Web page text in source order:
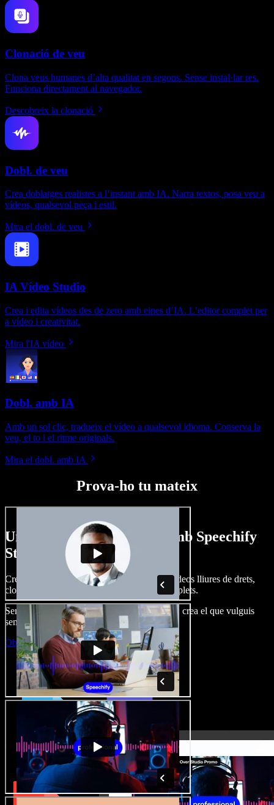
Clonació de veu
Clona veus humanes d’alta qualitat en segons. Sense instal·lar res.
Funciona directament al navegador.
Descobreix la clonació
Dobl. de veu
Crea doblatges realistes a l’instant amb IA. Narra textos, posa veu a
vídeos, qualsevol peça i estil.
Mira el dobl. de veu
IA Vídeo Studio
Crea i edita vídeos des de zero amb eines d’IA. L’editor complet per
a vídeo i creativitat.
Mira l'IA vídeo
Dobl. amb IA
Amb un sol clic, tradueix el vídeo a qualsevol idioma. Conserva la
veu, el to i el ritme originals.
Mira el dobl. amb IA
Prova-ho tu mateix
Un tastet del que pots fer amb Speechify
Studio.
Crea dobl. de veu, afegeix imatges, àudio, vídeos lliures de drets,
clona veus i munta projectes multimèdia complets.
Sense corba d’aprenentatge, tot al navegador: crea el que vulguis
sense els límits de sempre.
Obre l'Studio